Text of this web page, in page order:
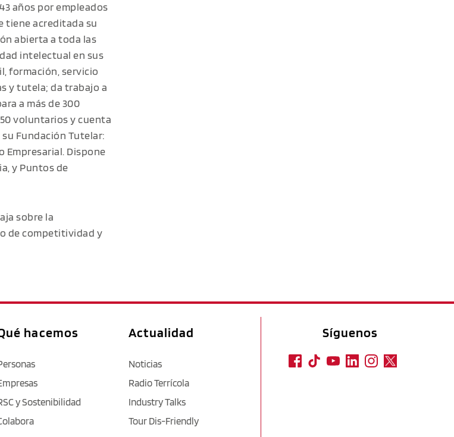
años por empleados
tiene acreditada su
abierta a toda las
intelectual en sus
formación, servicio
y tutela; da trabajo a
a más de 300
voluntarios y cuenta
Fundación Tutelar:
Empresarial. Dispone
y Puntos de
sobre la
de competitividad y
hacemos
y Sostenibilidad
Actualidad
Noticias
Radio Terrícola
Industry Talks
Tour Dis-Friendly
Síguenos